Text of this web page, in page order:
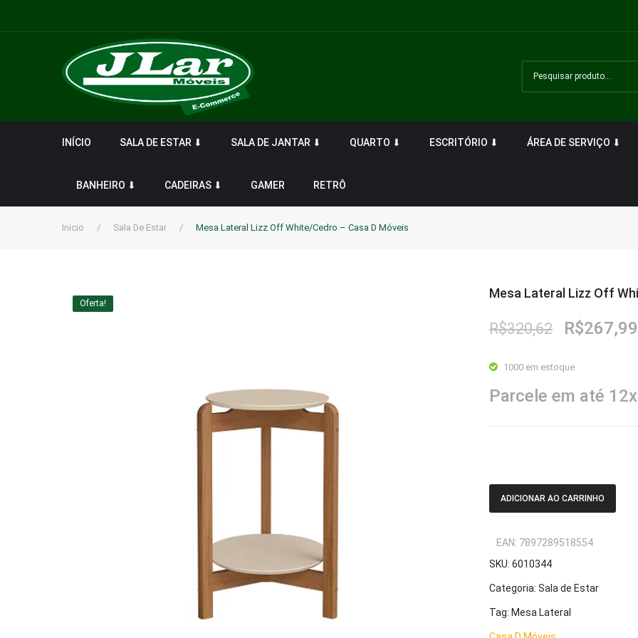
INÍCIO SALA DE ESTAR ⬇ SALA DE JANTAR ⬇ QUARTO ⬇ ESCRITÓRIO ⬇ ÁREA DE SERVIÇO ⬇
BANHEIRO ⬇ CADEIRAS ⬇ GAMER RETRÔ
Início / Sala De Estar / Mesa Lateral Lizz Off White/Cedro – Casa D Móveis
Oferta!
Mesa Lateral Lizz Off
R$320,62
O
original
era:
R$320,62.
R$267,99
1000 em estoque
Parcele em até
ADICIONAR AO CARRINHO
SKU: 6010344
Categoria: Sala de Estar
Tag: Mesa Lateral
EAN: 7897289518554